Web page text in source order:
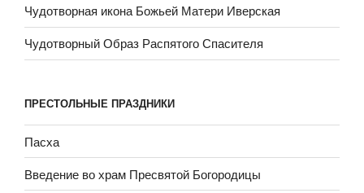
Чудотворная икона Божьей Матери Иверская
Чудотворный Образ Распятого Спасителя
ПРЕСТОЛЬНЫЕ ПРАЗДНИКИ
Пасха
Введение во храм Пресвятой Богородицы